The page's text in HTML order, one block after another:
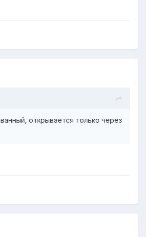
открывается только через